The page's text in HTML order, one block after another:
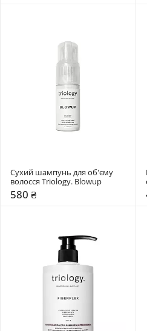
Сухий шампунь для об'єму
волосся Triology. Blowup
580 ₴